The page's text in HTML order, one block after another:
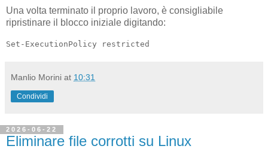
Una volta terminato il proprio lavoro, è consigliabile
ripristinare il blocco iniziale digitando:
Set-ExecutionPolicy restricted
Manlio Morini at 10:31
Condividi
2026-06-22
Eliminare file corrotti su Linux